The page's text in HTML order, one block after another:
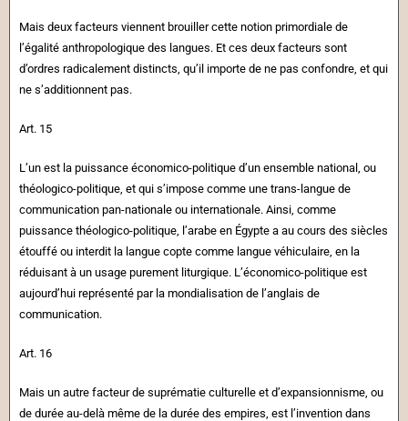
Mais deux facteurs viennent brouiller cette notion primordiale de
l’égalité anthropologique des langues. Et ces deux facteurs sont
d’ordres radicalement distincts, qu’il importe de ne pas confondre, et qui
ne s’additionnent pas.
Art. 15
L’un est la puissance économico-politique d’un ensemble national, ou
théologico-politique, et qui s’impose comme une trans-langue de
communication pan-nationale ou internationale. Ainsi, comme
puissance théologico-politique, l’arabe en Égypte a au cours des siècles
étouffé ou interdit la langue copte comme langue véhiculaire, en la
réduisant à un usage purement liturgique. L’économico-politique est
aujourd’hui représenté par la mondialisation de l’anglais de
communication.
Art. 16
Mais un autre facteur de suprématie culturelle et d’expansionnisme, ou
de durée au-delà même de la durée des empires, est l’invention dans